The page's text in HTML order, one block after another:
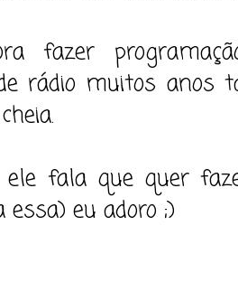
fazer
rádio muitos anos
ele fala que quer
essa) eu adoro ;)